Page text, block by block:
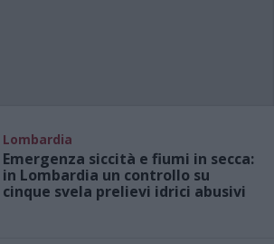
Lombardia
Emergenza siccità e fiumi in secca:
in Lombardia un controllo su
cinque svela prelievi idrici abusivi